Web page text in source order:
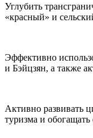
Углубить
«красный» и
Эффективно
и Бэйцзян, а также
Активно развивать
туризма и